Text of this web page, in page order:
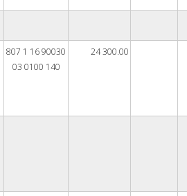
807 1 16 90030
03 0100 140
24 300.00